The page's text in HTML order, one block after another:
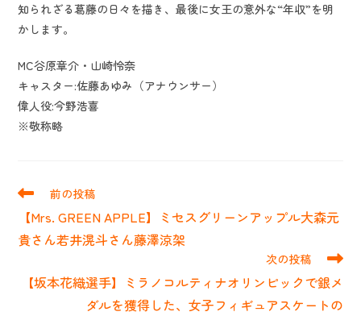
知られざる葛藤の日々を描き、最後に女王の意外な“年収”を明
かします。
MC谷原章介・山崎怜奈
キャスター:佐藤あゆみ（アナウンサー）
偉人役:今野浩喜
※敬称略
そ
他
の
前の投稿
【Mrs. GREEN APPLE】ミセスグリーンアップル大森元
貴さん若井滉斗さん藤澤涼架
次の投稿
【坂本花織選手】ミラノコルティナオリンピックで銀メ
ダルを獲得した、女子フィギュアスケートの